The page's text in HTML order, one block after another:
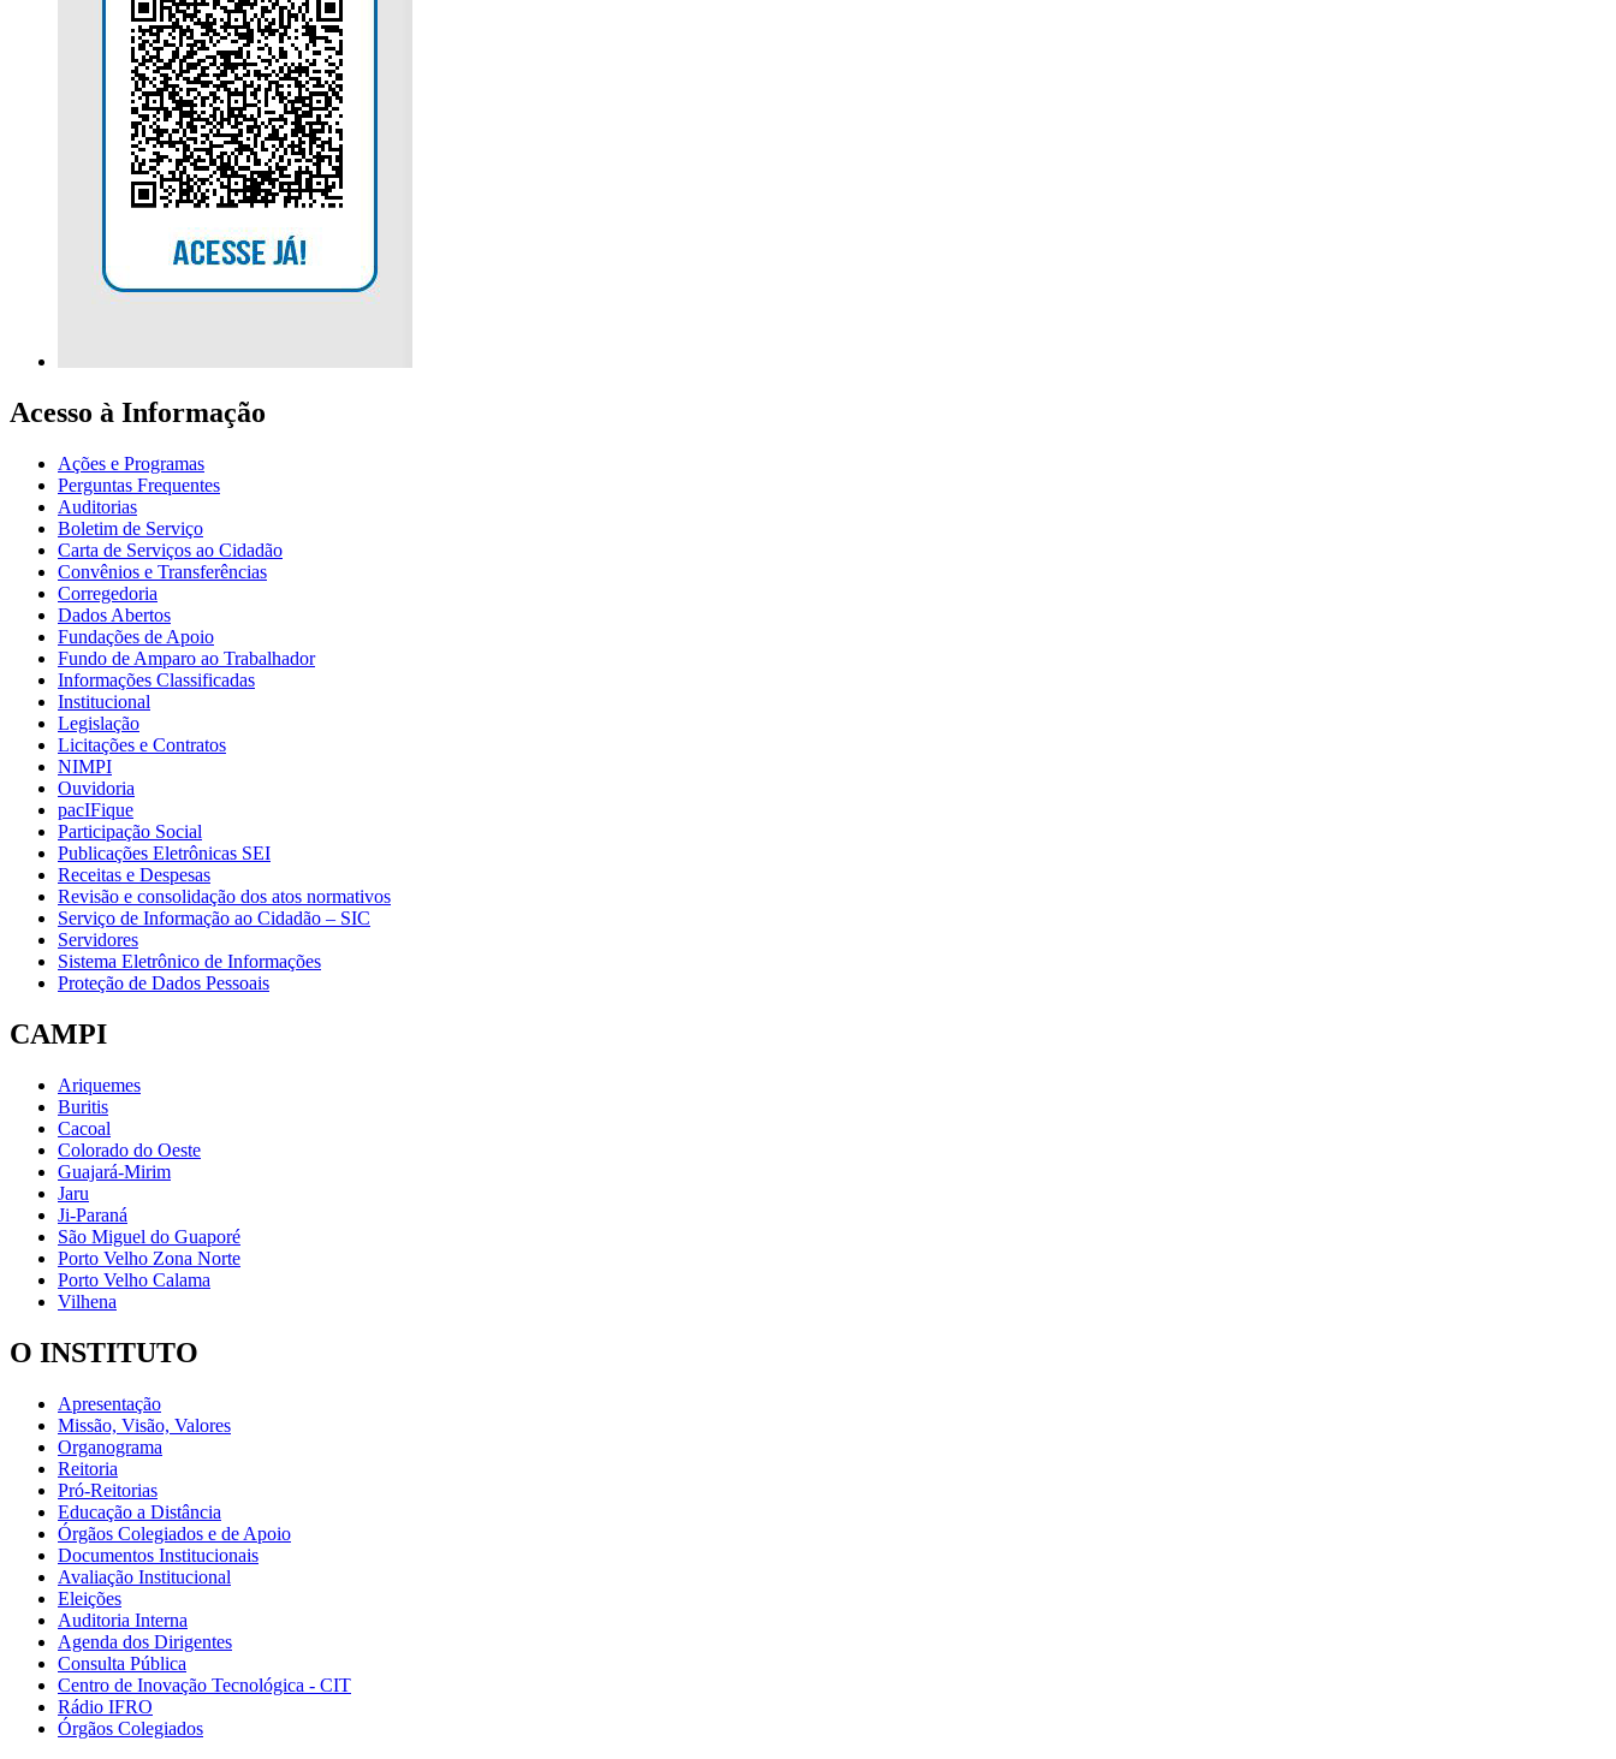
Acesso à Informação
Ações e Programas
Perguntas Frequentes
Auditorias
Boletim de Serviço
Carta de Serviços ao Cidadão
Convênios e Transferências
Corregedoria
Dados Abertos
Fundações de Apoio
Fundo de Amparo ao Trabalhador
Informações Classificadas
Institucional
Legislação
Licitações e Contratos
NIMPI
Ouvidoria
pacIFique
Participação Social
Publicações Eletrônicas SEI
Receitas e Despesas
Revisão e consolidação dos atos normativos
Serviço de Informação ao Cidadão – SIC
Servidores
Sistema Eletrônico de Informações
Proteção de Dados Pessoais
CAMPI
Ariquemes
Buritis
Cacoal
Colorado do Oeste
Guajará-Mirim
Jaru
Ji-Paraná
São Miguel do Guaporé
Porto Velho Zona Norte
Porto Velho Calama
Vilhena
O INSTITUTO
Apresentação
Missão, Visão, Valores
Organograma
Reitoria
Pró-Reitorias
Educação a Distância
Órgãos Colegiados e de Apoio
Documentos Institucionais
Avaliação Institucional
Eleições
Auditoria Interna
Agenda dos Dirigentes
Consulta Pública
Centro de Inovação Tecnológica - CIT
Rádio IFRO
Órgãos Colegiados